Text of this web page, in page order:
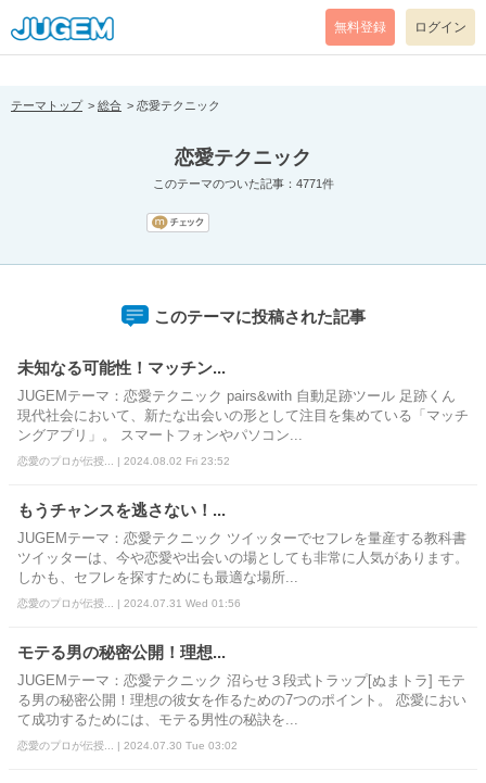
[pear_error: message="Success" code=0 mode=return level=notice
prefix="" info=""]
無料登録 ログイン
テーマトップ 総合 恋愛テクニック
恋愛テクニック
このテーマのついた記事：4771件
このテーマに投稿された記事
未知なる可能性！マッチン...
JUGEMテーマ：恋愛テクニック pairs&with 自動足跡ツール 足跡くん
現代社会において、新たな出会いの形として注目を集めている「マッチ
ングアプリ」。 スマートフォンやパソコン...
恋愛のプロが伝授... | 2024.08.02 Fri 23:52
もうチャンスを逃さない！...
JUGEMテーマ：恋愛テクニック ツイッターでセフレを量産する教科書
ツイッターは、今や恋愛や出会いの場としても非常に人気があります。
しかも、セフレを探すためにも最適な場所...
恋愛のプロが伝授... | 2024.07.31 Wed 01:56
モテる男の秘密公開！理想...
JUGEMテーマ：恋愛テクニック 沼らせ３段式トラップ[ぬまトラ] モテ
る男の秘密公開！理想の彼女を作るための7つのポイント。 恋愛におい
て成功するためには、モテる男性の秘訣を...
恋愛のプロが伝授... | 2024.07.30 Tue 03:02